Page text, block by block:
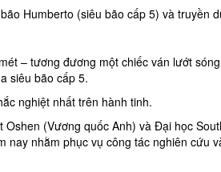
nghiệp
Humberto (siêu bão cấp 5) và truyền
– tương đương một chiếc ván lướt
siêu bão cấp 5.
nghiệt nhất trên hành tinh.
(Vương quốc Anh) và Đại học
nay nhằm phục vụ công tác nghiên cứu